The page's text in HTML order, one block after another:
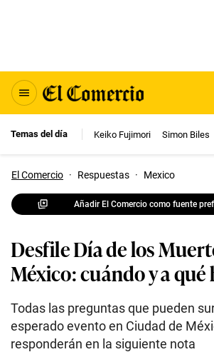
Temas del día Keiko Fujimori Simon Biles
El Comercio · Respuestas · Mexico
Añadir El Comercio como fuente
Desfile Día de los
México: cuándo y a qué
Todas las preguntas que pueden
esperado evento en Ciudad de
responderán en la siguiente nota